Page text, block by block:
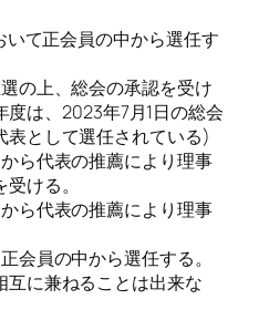
て正会員の中から選任す
の上、総会の承認を受け
は、2023年7月1日の総会
表として選任されている)
ら代表の推薦により理事
ける。
ら代表の推薦により理事
会員の中から選任する。
に兼ねることは出来な